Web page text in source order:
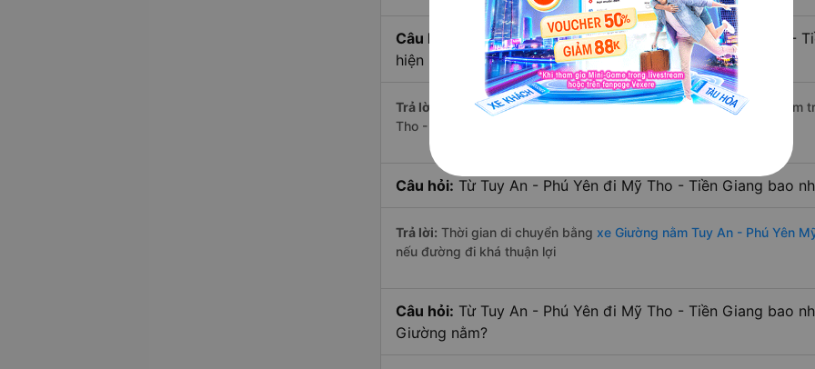
Câu hỏi:
Có bao nhiêu nhà xe có Giường nằm đi Mỹ Tho -
hiện nay?
Trả lời:
Tính tới thời điểm hiện nay thì có 6 nhà xe có xe Giường nằm
Tho - Tiền Giang hiện nay
Câu hỏi: Từ Tuy An - Phú Yên đi Mỹ Tho - Tiền Giang bao
Trả lời: Thời gian di chuyển bằng xe Giường nằm Tuy An - Phú Yên
nếu đường đi khá thuận lợi
Câu hỏi: Từ Tuy An - Phú Yên đi Mỹ Tho - Tiền Giang bao
Giường nằm?